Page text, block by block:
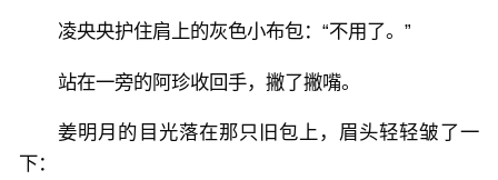
凌央央护住肩上的灰色小布包：“不用了。”
站在一旁的阿珍收回手，撇了撇嘴。
姜明月的目光落在那只旧包上，眉头轻轻皱了一
下：